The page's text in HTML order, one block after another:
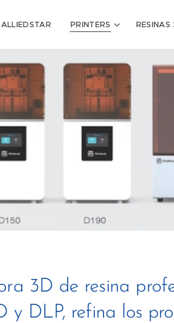
PRINTERS RESINAS
3D de resina
DLP, refina los